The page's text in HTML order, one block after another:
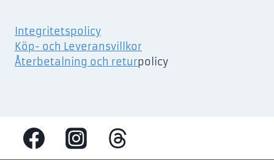
Integritetspolicy
Köp- och Leveransvillkor
Återbetalning och returpolicy